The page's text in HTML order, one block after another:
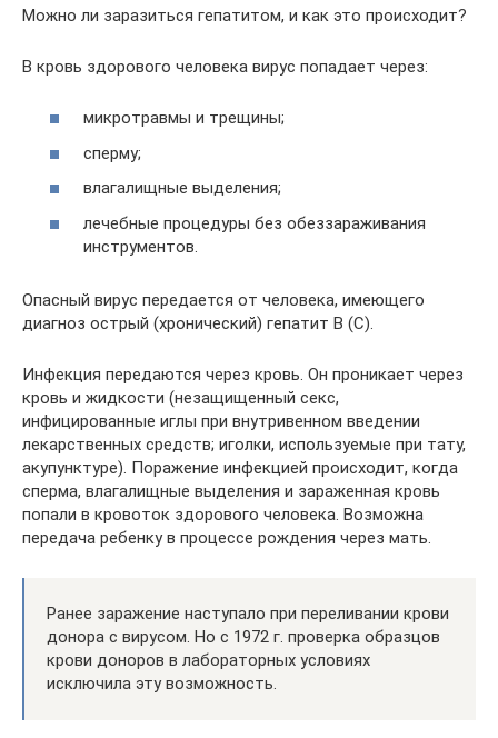
Можно ли заразиться гепатитом, и как это происходит?
В кровь здорового человека вирус попадает через:
микротравмы и трещины;
сперму;
влагалищные выделения;
лечебные процедуры без обеззараживания
инструментов.
Опасный вирус передается от человека, имеющего
диагноз острый (хронический) гепатит В (С).
Инфекция передаются через кровь. Он проникает через
кровь и жидкости (незащищенный секс,
инфицированные иглы при внутривенном введении
лекарственных средств; иголки, используемые при тату,
акупунктуре). Поражение инфекцией происходит, когда
сперма, влагалищные выделения и зараженная кровь
попали в кровоток здорового человека. Возможна
передача ребенку в процессе рождения через мать.
Ранее заражение наступало при переливании крови
донора с вирусом. Но с 1972 г. проверка образцов
крови доноров в лабораторных условиях
исключила эту возможность.